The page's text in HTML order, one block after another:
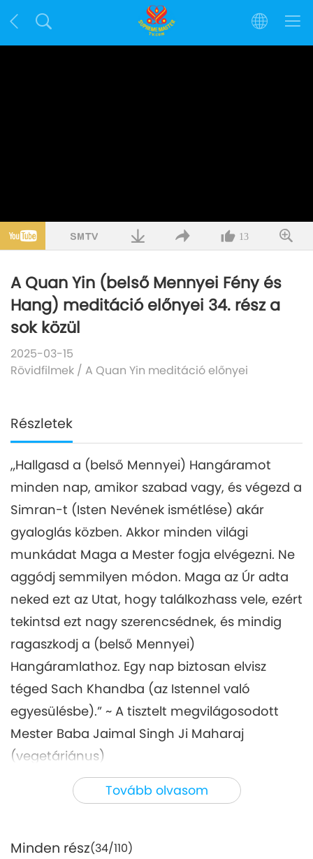
13
A Quan Yin (belső Mennyei Fény és
Hang) meditáció előnyei 34. rész a
sok közül
2025-03-15
Rövidfilmek / A Quan Yin meditáció előnyei
Részletek
Tovább olvasom
„Hallgasd a (belső Mennyei) Hangáramot
minden nap, amikor szabad vagy, és végezd a
Simran-t (Isten Nevének ismétlése) akár
gyaloglás közben. Akkor minden világi
munkádat Maga a Mester fogja elvégezni. Ne
aggódj semmilyen módon. Maga az Úr adta
neked ezt az Utat, hogy találkozhass vele, ezért
tekintsd ezt nagy szerencsédnek, és mindig
ragaszkodj a (belső Mennyei)
Hangáramlathoz. Egy nap biztosan elvisz
téged Sach Khandba (az Istennel való
egyesülésbe).” ~ A tisztelt megvilágosodott
Mester Baba Jaimal Singh Ji Maharaj
(vegetáriánus)
Master: Az a legjobb dolog, ami történt velünk
– a Quan Yin Módszer. […] Meditálj először;
Minden rész(34/110)